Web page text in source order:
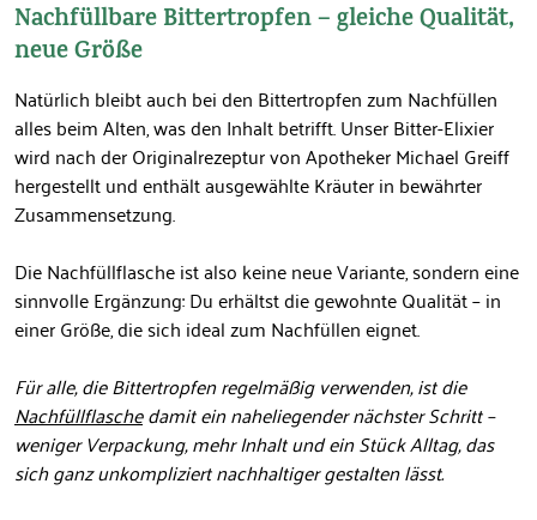
Nachfüllbare Bittertropfen – gleiche Qualität,
neue Größe
Natürlich bleibt auch bei den Bittertropfen zum Nachfüllen
alles beim Alten, was den Inhalt betrifft. Unser Bitter-Elixier
wird nach der Originalrezeptur von Apotheker Michael Greiff
hergestellt und enthält ausgewählte Kräuter in bewährter
Zusammensetzung.
Die Nachfüllflasche ist also keine neue Variante, sondern eine
sinnvolle Ergänzung: Du erhältst die gewohnte Qualität – in
einer Größe, die sich ideal zum Nachfüllen eignet.
Für alle, die Bittertropfen regelmäßig verwenden, ist die
Nachfüllflaschedamit ein naheliegender nächster Schritt –
weniger Verpackung, mehr Inhalt und ein Stück Alltag, das
sich ganz unkompliziert nachhaltiger gestalten lässt.